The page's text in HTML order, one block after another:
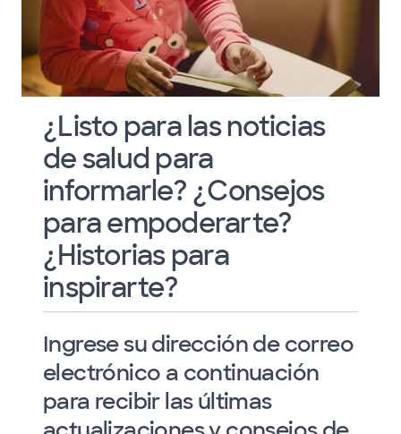
¿Listo para las noticias
de salud para
informarle? ¿Consejos
para empoderarte?
¿Historias para
inspirarte?
Ingrese su dirección de correo
electrónico a continuación
para recibir las últimas